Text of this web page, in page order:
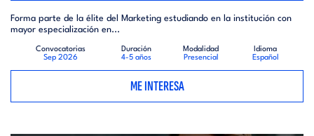
Forma parte de la élite del Marketing estudiando en la institución con
mayor especialización en...
Convocatorias
Sep 2026
Duración
4-5 años
Modalidad
Presencial
Idioma
Español
ME INTERESA